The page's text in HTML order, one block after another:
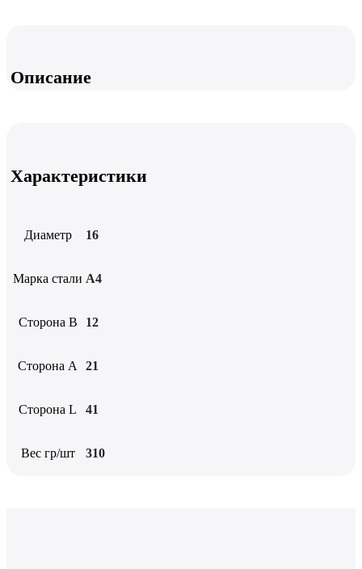
Описание
Характеристики
Диаметр 16
Марка стали А4
Сторона B 12
Сторона А 21
Сторона L 41
Вес гр/шт 310